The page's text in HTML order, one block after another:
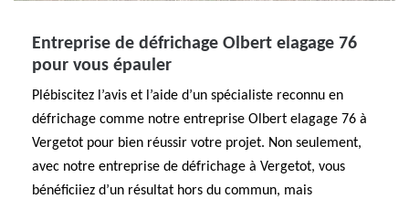
Entreprise de défrichage Olbert elagage 76
pour vous épauler
Plébiscitez l’avis et l’aide d’un spécialiste reconnu en
défrichage comme notre entreprise Olbert elagage 76 à
Vergetot pour bien réussir votre projet. Non seulement,
avec notre entreprise de défrichage à Vergetot, vous
bénéficiiez d’un résultat hors du commun, mais